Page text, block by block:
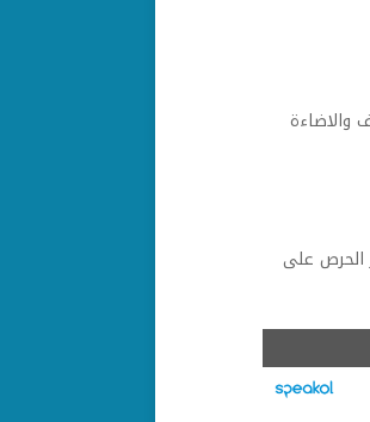
والاضاءة
الحرص على